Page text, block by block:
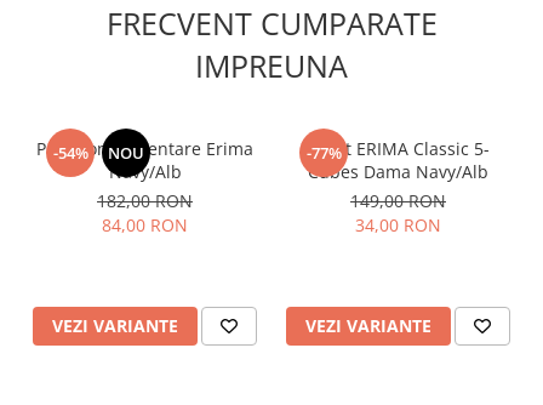
FRECVENT CUMPARATE
IMPREUNA
-54% NOU
Pantalon Prezentare Erima
Navy/Alb
182,00 RON
84,00 RON
VEZI VARIANTE
-77%
Short ERIMA Classic 5-
Cubes Dama Navy/Alb
149,00 RON
34,00 RON
VEZI VARIANTE